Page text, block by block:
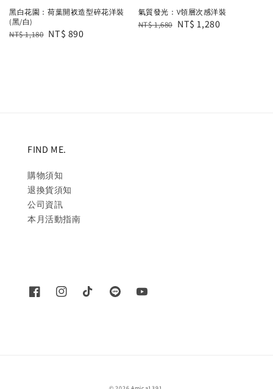
黑白花園：荷葉開衩造型碎花洋裝
(黑/白)
Regular
NT$ 1,180 Sale
NT$ 890
氣質發光：V領層次感洋裝
Regular
NT$ 1,680 Sale
NT$ 1,280
FIND ME.
購物須知
退換貨須知
公司資訊
本月活動指南